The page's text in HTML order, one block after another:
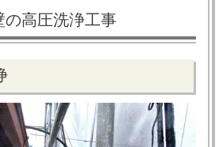
の高圧洗浄工事